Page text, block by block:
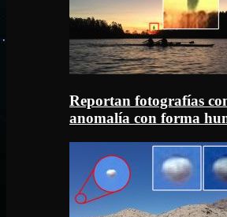
Reportan fotografías
anomalía con forma